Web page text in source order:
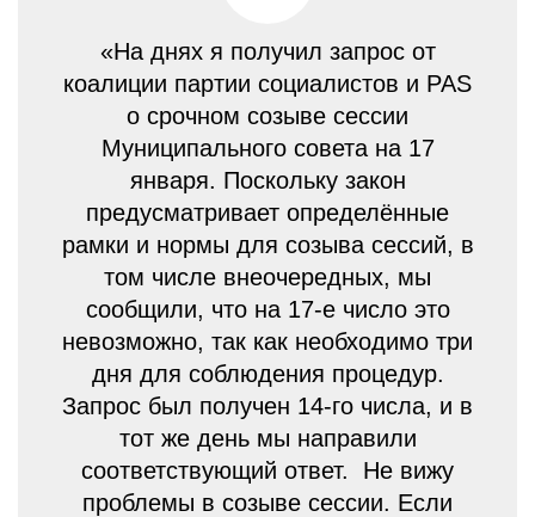
«На днях я получил запрос от
коалиции партии социалистов и PAS
о срочном созыве сессии
Муниципального совета на 17
января. Поскольку закон
предусматривает определённые
рамки и нормы для созыва сессий, в
том числе внеочередных, мы
сообщили, что на 17-е число это
невозможно, так как необходимо три
дня для соблюдения процедур.
Запрос был получен 14-го числа, и в
тот же день мы направили
соответствующий ответ. Не вижу
проблемы в созыве сессии. Если